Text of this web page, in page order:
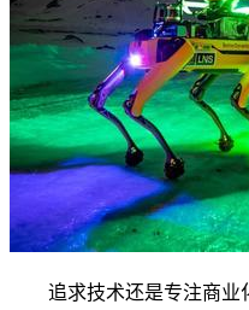
追求技术还是专注商业